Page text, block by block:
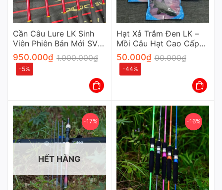
Cần Câu Lure LK Sinh
Viên Phiên Bản Mới SV
Carbon Xoắn Khoen Fuji
950.000₫ 1.000.000₫
-5%
Hạt Xả Trắm Đen LK –
Mồi Câu Hạt Cao Cấp
Chuyên Dụng Cho Cần
Thủ
50.000₫ 90.000₫
-44%
-17%
HẾT HÀNG
-16%